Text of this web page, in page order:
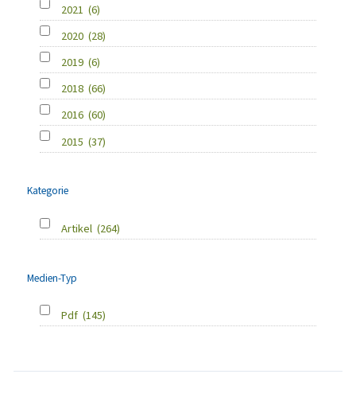
2021 (6)
2020 (28)
2019 (6)
2018 (66)
2016 (60)
2015 (37)
Kategorie
Artikel (264)
Medien-Typ
Pdf (145)